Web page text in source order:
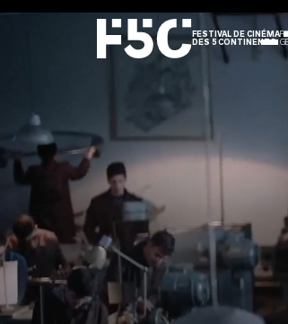
FESTIVAL DE CINÉMA
DES 5 CONTINENTS